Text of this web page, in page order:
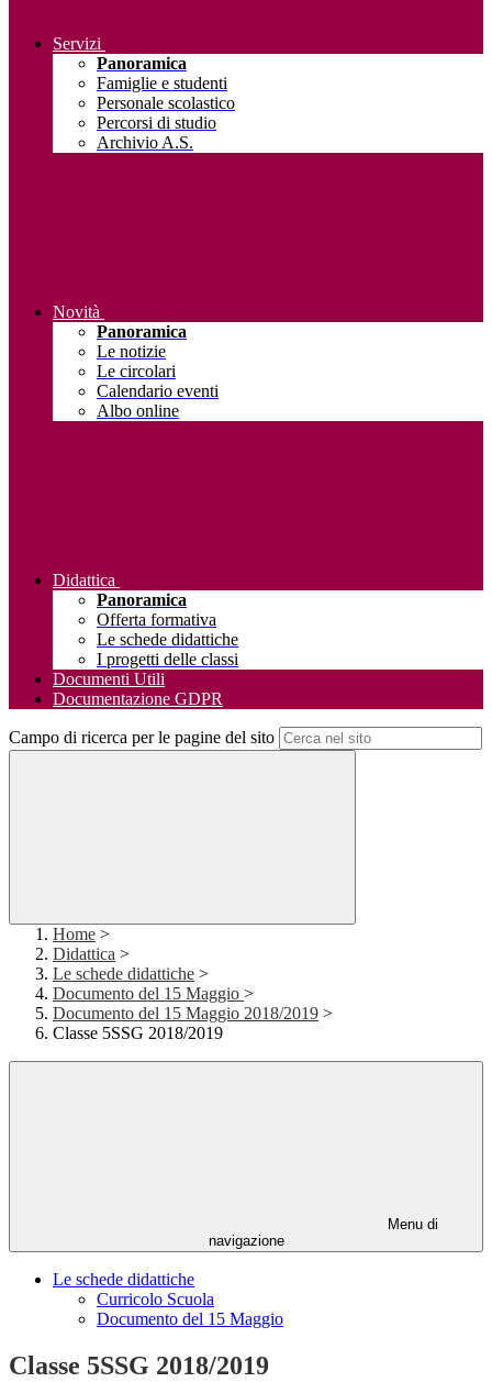
Servizi
Panoramica
Famiglie e studenti
Personale scolastico
Percorsi di studio
Archivio A.S.
Novità
Panoramica
Le notizie
Le circolari
Calendario eventi
Albo online
Didattica
Panoramica
Offerta formativa
Le schede didattiche
I progetti delle classi
Documenti Utili
Documentazione GDPR
Campo di ricerca per le pagine del sito
Home >
Didattica >
Le schede didattiche >
Documento del 15 Maggio >
Documento del 15 Maggio 2018/2019 >
Classe 5SSG 2018/2019
Menu di
navigazione
Le schede didattiche
Curricolo Scuola
Documento del 15 Maggio
Classe 5SSG 2018/2019